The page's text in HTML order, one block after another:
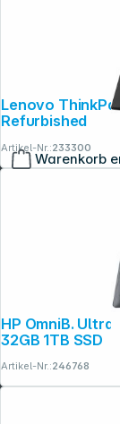
Warenkorb
Lenovo ThinkPad X13
Refurbished
Artikel-Nr.:233300
HP OmniB. Ultra Flip 14-
32GB 1TB SSD
Artikel-Nr.:246768
Copyright ©